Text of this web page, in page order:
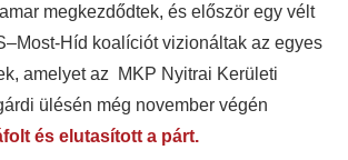
megkezdődtek, és először egy vélt
Híd koalíciót vizionáltak az egyes
amelyet az MKP Nyitrai Kerületi
ülésén még november végén
és elutasított a párt.